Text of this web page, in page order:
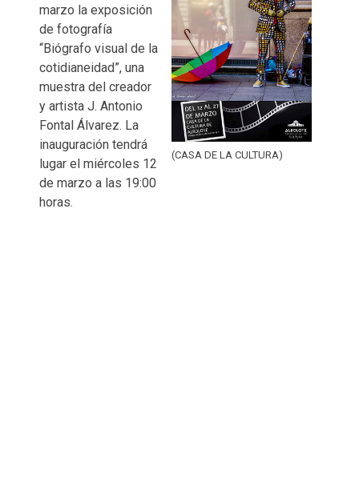
(CASA DE LA CULTURA)
marzo la exposición
de fotografía
“Biógrafo visual de la
cotidianeidad”, una
muestra del creador
y artista J. Antonio
Fontal Álvarez. La
inauguración tendrá
lugar el miércoles 12
de marzo a las 19:00
horas.